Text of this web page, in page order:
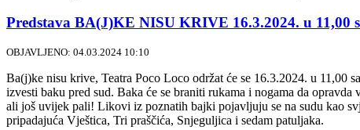
Predstava BA(J)KE NISU KRIVE 16.3.2024. u 11,00
OBJAVLJENO: 04.03.2024 10:10
Ba(j)ke nisu krive, Teatra Poco Loco održat će se 16.3.2024. u 11,00
izvesti baku pred sud. Baka će se braniti rukama i nogama da
ali još uvijek pali! Likovi iz poznatih bajki pojavljuju se na sudu kao
pripadajuća Vještica, Tri praščića, Snjeguljica i sedam patuljaka.